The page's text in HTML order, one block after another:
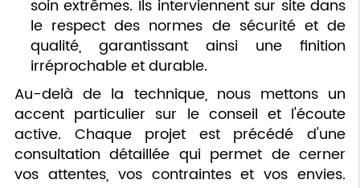
soin extrêmes. Ils interviennent sur site dans
le respect des normes de sécurité et de
qualité, garantissant ainsi une finition
irréprochable et durable.
Au-delà de la technique, nous mettons un
accent particulier sur le conseil et l'écoute
active. Chaque projet est précédé d'une
consultation détaillée qui permet de cerner
vos attentes, vos contraintes et vos envies.